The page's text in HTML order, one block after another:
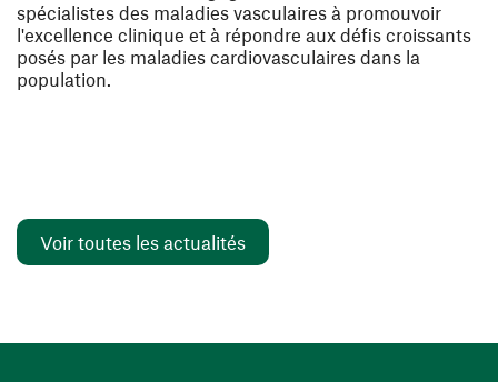
spécialistes des maladies vasculaires à promouvoir
l'excellence clinique et à répondre aux défis croissants
posés par les maladies cardiovasculaires dans la
population.
Voir toutes les actualités